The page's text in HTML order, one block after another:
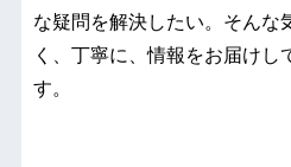
な疑問を解決したい。そんな
く、丁寧に、情報をお届けし
す。